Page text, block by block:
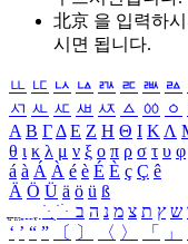
北京 을 입력하
시면 됩니다.
ㅥ ㅦ ㅧ ㅨ ㅩ ㅪ ㅫ ㅬ
ㅺ ㅻ ㅼ ㅽ ㅾ ㅿ ㆀ ㆁ
Α Β ΓΔ Ε Ζ Η Θ Ι ΚΛ
θ ι κ λ μ ν ξ ο π ρ σ τ υ φ
á à Á À é è É È ç Ç ê
Ä Ö Ü ä ö ü ß
ִֶֹ ֻּ ׁׂ ש ץ ת צ מ נ ה ב
‘ ’ “ ” 〔 〕 〈 〉 「 」